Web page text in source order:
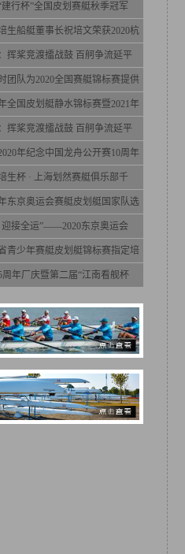
建行杯”全国皮划赛艇秋季冠军
生船艇董事长祝培文荣获2020杭
挥桨竞渡擂战鼓 百舸争流延平
团队为2020全国赛艇锦标赛提供
全国皮划艇静水锦标赛暨2021年
挥桨竞渡擂战鼓 百舸争流延平
年纪念中国龙舟公开赛10周年
生杯 · 上海划然赛艇俱乐部千
东京奥运会赛艇皮划艇国家队选
迎接全运”——2020东京奥运会
青少年赛艇皮划艇锦标赛指定培
周年厂庆暨第二届“江南看舰杯